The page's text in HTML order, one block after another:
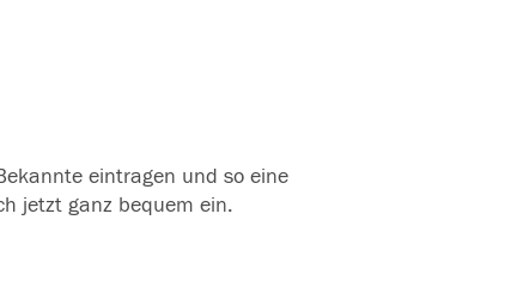
eintragen und so eine
jetzt ganz bequem ein.